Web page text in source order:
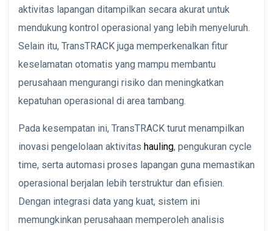
aktivitas lapangan ditampilkan secara akurat untuk
mendukung kontrol operasional yang lebih menyeluruh.
Selain itu, TransTRACK juga memperkenalkan fitur
keselamatan otomatis yang mampu membantu
perusahaan mengurangi risiko dan meningkatkan
kepatuhan operasional di area tambang.
Pada kesempatan ini, TransTRACK turut menampilkan
inovasi pengelolaan aktivitas hauling, pengukuran cycle
time, serta automasi proses lapangan guna memastikan
operasional berjalan lebih terstruktur dan efisien.
Dengan integrasi data yang kuat, sistem ini
memungkinkan perusahaan memperoleh analisis